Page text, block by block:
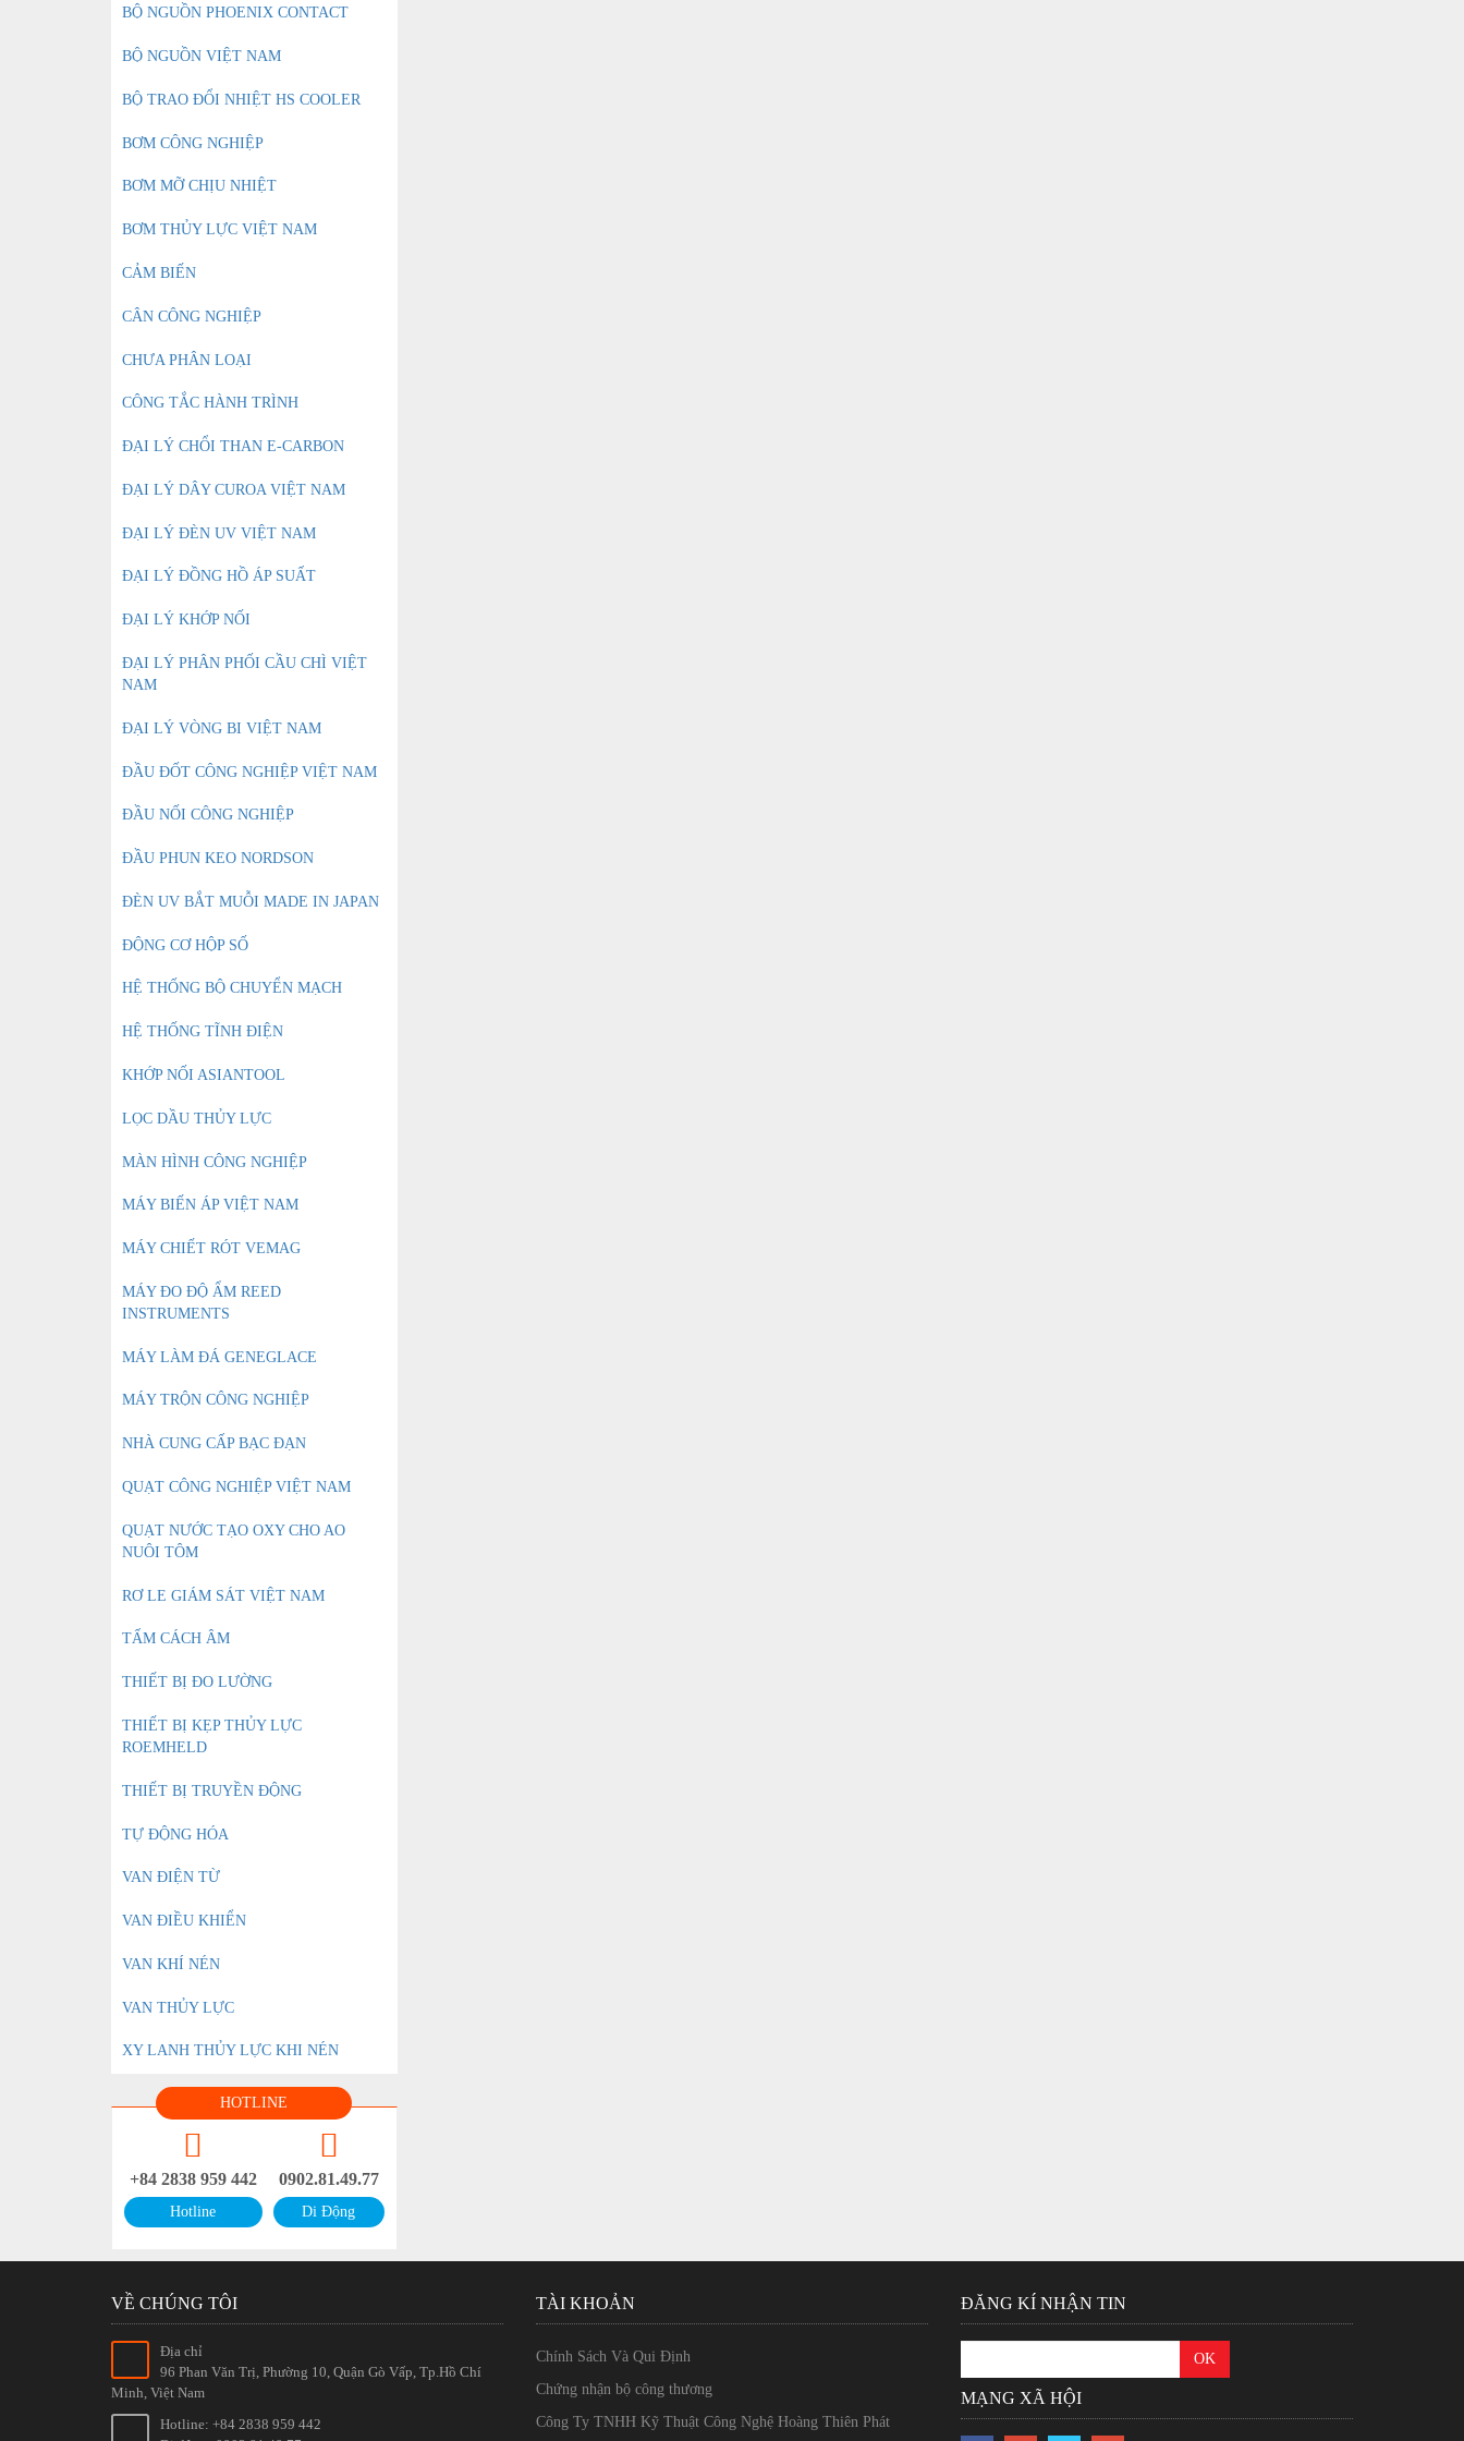
BỘ NGUỒN PHOENIX CONTACT
BỘ NGUỒN VIỆT NAM
BỘ TRAO ĐỔI NHIỆT HS COOLER
BƠM CÔNG NGHIỆP
BƠM MỠ CHỊU NHIỆT
BƠM THỦY LỰC VIỆT NAM
CẢM BIẾN
CÂN CÔNG NGHIỆP
CHƯA PHÂN LOẠI
CÔNG TẮC HÀNH TRÌNH
ĐẠI LÝ CHỔI THAN E-CARBON
ĐẠI LÝ DÂY CUROA VIỆT NAM
ĐẠI LÝ ĐÈN UV VIỆT NAM
ĐẠI LÝ ĐỒNG HỒ ÁP SUẤT
ĐẠI LÝ KHỚP NỐI
ĐẠI LÝ PHÂN PHỐI CẦU CHÌ VIỆT
NAM
ĐẠI LÝ VÒNG BI VIỆT NAM
ĐẦU ĐỐT CÔNG NGHIỆP VIỆT NAM
ĐẦU NỐI CÔNG NGHIỆP
ĐẦU PHUN KEO NORDSON
ĐÈN UV BẮT MUỖI MADE IN JAPAN
ĐỘNG CƠ HỘP SỐ
HỆ THỐNG BỘ CHUYỂN MẠCH
HỆ THỐNG TĨNH ĐIỆN
KHỚP NỐI ASIANTOOL
LỌC DẦU THỦY LỰC
MÀN HÌNH CÔNG NGHIỆP
MÁY BIẾN ÁP VIỆT NAM
MÁY CHIẾT RÓT VEMAG
MÁY ĐO ĐỘ ẨM REED
INSTRUMENTS
MÁY LÀM ĐÁ GENEGLACE
MÁY TRỘN CÔNG NGHIỆP
NHÀ CUNG CẤP BẠC ĐẠN
QUẠT CÔNG NGHIỆP VIỆT NAM
QUẠT NƯỚC TẠO OXY CHO AO
NUÔI TÔM
RƠ LE GIÁM SÁT VIỆT NAM
TẤM CÁCH ÂM
THIẾT BỊ ĐO LƯỜNG
THIẾT BỊ KẸP THỦY LỰC
ROEMHELD
THIẾT BỊ TRUYỀN ĐỘNG
TỰ ĐỘNG HÓA
VAN ĐIỆN TỪ
VAN ĐIỀU KHIỂN
VAN KHÍ NÉN
VAN THỦY LỰC
XY LANH THỦY LỰC KHI NÉN
HOTLINE
+84 2838 959 442
Hotline
0902.81.49.77
Di Động
VỀ CHÚNG TÔI
Địa chỉ
96 Phan Văn Trị, Phường 10, Quận Gò Vấp, Tp.Hồ Chí
Minh, Việt Nam
Hotline: +84 2838 959 442
TÀI KHOẢN
Chính Sách Và Qui Định
Chứng nhận bộ công thương
Công Ty TNHH Kỹ Thuật Công Nghệ Hoàng Thiên Phát
ĐĂNG KÍ NHẬN TIN
MẠNG XÃ HỘI